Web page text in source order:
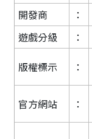
開發商
：
遊戲分級
：
版權標示 ：
官方網站 ：